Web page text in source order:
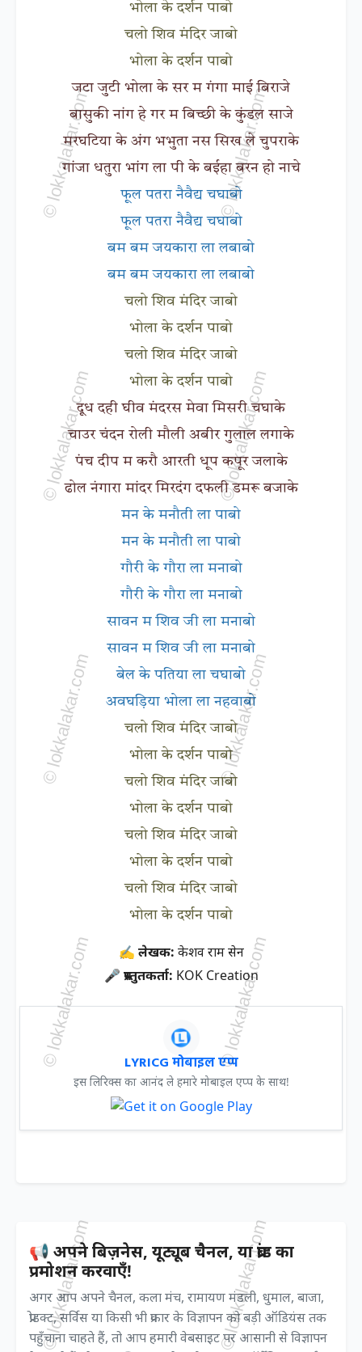
भोला के दर्शन पाबो
चलो शिव मंदिर जाबो
भोला के दर्शन पाबो
जटा जुटी भोला के सर म गंगा माई बिराजे
बासुकी नांग हे गर म बिच्छी के कुंडल साजे
मरघटिया के अंग भभुता नस सिख ले चुपराके
गांजा धतुरा भांग ला पी के बईहा बरन हो नाचे
फूल पतरा नैवैद्य चघाबो
फूल पतरा नैवैद्य चघाबो
बम बम जयकारा ला लबाबो
बम बम जयकारा ला लबाबो
चलो शिव मंदिर जाबो
भोला के दर्शन पाबो
चलो शिव मंदिर जाबो
भोला के दर्शन पाबो
दूध दही घीव मंदरस मेवा मिसरी चघाके
चाउर चंदन रोली मौली अबीर गुलाल लगाके
पंच दीप म करौ आरती धूप कपूर जलाके
ढोल नंगारा मांदर मिरदंग दफली डमरू बजाके
मन के मनौती ला पाबो
मन के मनौती ला पाबो
गौरी के गौरा ला मनाबो
गौरी के गौरा ला मनाबो
सावन म शिव जी ला मनाबो
सावन म शिव जी ला मनाबो
बेल के पतिया ला चघाबो
अवघड़िया भोला ला नहवाबो
चलो शिव मंदिर जाबो
भोला के दर्शन पाबो
चलो शिव मंदिर जाबो
भोला के दर्शन पाबो
चलो शिव मंदिर जाबो
भोला के दर्शन पाबो
चलो शिव मंदिर जाबो
भोला के दर्शन पाबो
✍ लेखक: केशव राम सेन
🎤 प्रस्तुतकर्ता: KOK Creation
LYRICG मोबाइल एप्प
इस लिरिक्स का आनंद ले हमारे मोबाइल एप्प के साथ!
📢 अपने बिज़नेस, यूट्यूब चैनल, या ब्रांड का
प्रमोशन करवाएँ!
अगर आप अपने चैनल, कला मंच, रामायण मंडली, धुमाल, बाजा,
प्रोडक्ट, सर्विस या किसी भी प्रकार के विज्ञापन को बड़ी ऑडियंस तक
पहुँचाना चाहते हैं, तो आप हमारी वेबसाइट पर आसानी से विज्ञापन